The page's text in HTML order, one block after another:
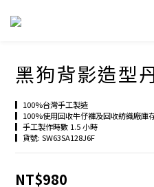
黑狗背影造型
▎100%台灣手工製造
▎100%使用回收牛仔褲及回收紡織廠庫
▎手工製作時數 1.5 小時
▎貨號: SW63SA128J6F
NT$980